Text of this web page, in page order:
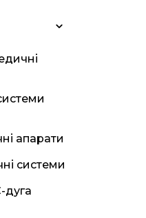
апарати
системи
дуга